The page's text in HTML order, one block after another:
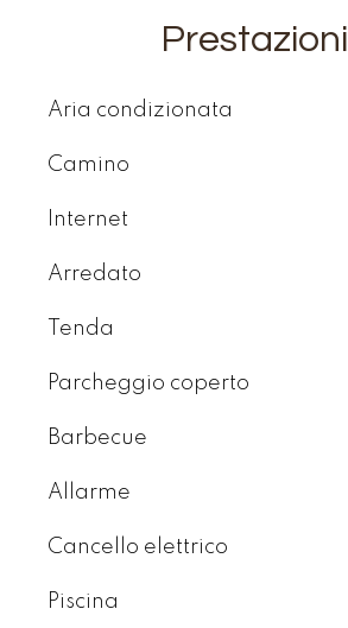
Prestazioni
Aria condizionata
Camino
Internet
Arredato
Tenda
Parcheggio coperto
Barbecue
Allarme
Cancello elettrico
Piscina